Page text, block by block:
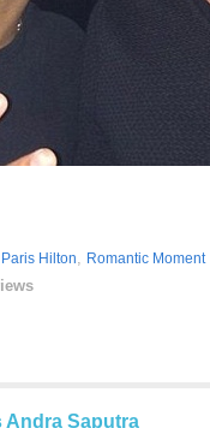
Paris Hilton, Romantic Moment
Andra Saputra